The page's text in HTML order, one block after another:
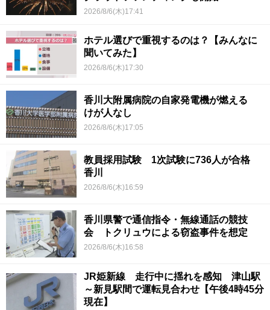
2026/8/6(木)17:41
ホテル選びで重視するのは？【みんなに
聞いてみた】
2026/8/6(木)17:30
香川大附属病院の自家発電機が燃える
けが人なし
2026/8/6(木)17:05
教員採用試験 1次試験に736人が合格
香川
2026/8/6(木)16:59
香川県警で通信指令・無線通話の競技
会 トクリュウによる窃盗事件を想定
2026/8/6(木)16:58
JR姫新線 走行中に揺れを感知 津山駅
～新見駅間で運転見合わせ【午後4時45分
現在】